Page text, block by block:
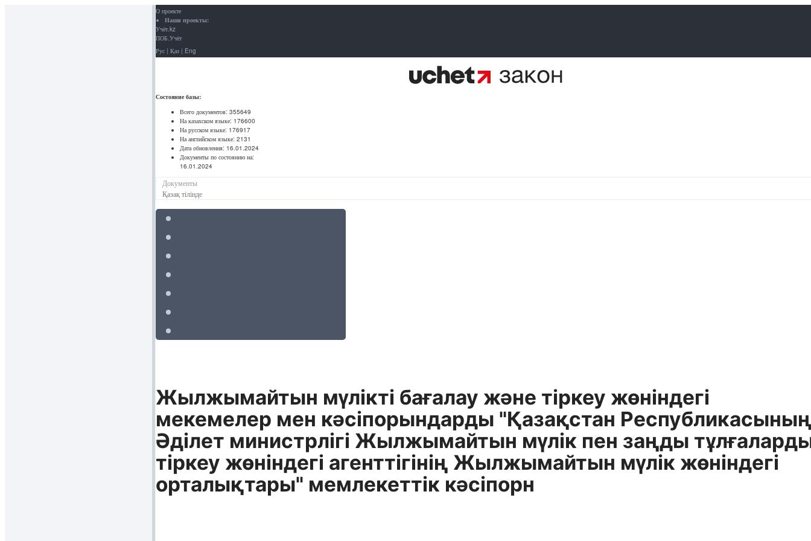
О проекте
Наши проекты:
Учёт.kz
ПОБ.Учёт
Рус | Қаз | Eng
Состояние базы:
Всего документов: 355649
На казахском языке: 176600
На русском языке: 176917
На английском языке: 2131
Дата обновления: 16.01.2024
Документы по состоянию на:
16.01.2024
Документы
Қазақ тілінде
Жылжымайтын мүлiктi бағалау және тiркеу жөнiндегi
мекемелер мен кәсiпорындарды "Қазақстан
Әдiлет министрлiгi Жылжымайтын мүлiк пен заңды
тiркеу жөнiндегi агенттiгiнiң Жылжымайтын мүлiк жөнiндегi
орталықтары" мемлекеттiк кәсiпорн